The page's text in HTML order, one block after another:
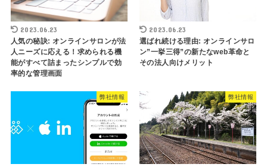
2023.06.23
人気の秘訣: オンラインサロンが法
人ニーズに応える！求められる機
能がすべて詰まったシンプルで効
率的な管理画面
2023.06.23
選ばれ続ける理由: オンラインサロ
ン”一挙三得”の新たなweb革命と
その法人向けメリット
弊社情報 弊社情報